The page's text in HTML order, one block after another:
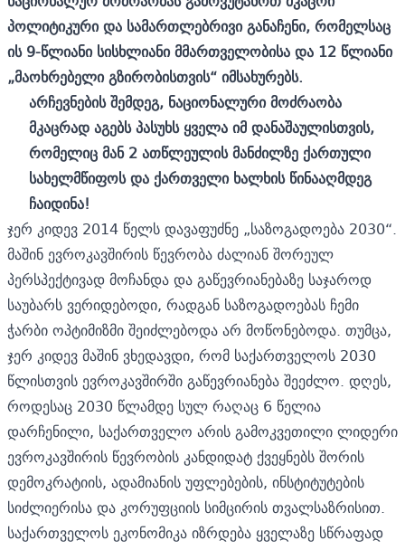
პოლიტიკური და სამართლებრივი განაჩენი, რომელსაც
ის 9-წლიანი სისხლიანი მმართველობისა და 12 წლიანი
„მაოხრებელი გზირობისთვის“ იმსახურებს.
არჩევნების შემდეგ, ნაციონალური მოძრაობა
მკაცრად აგებს პასუხს ყველა იმ დანაშაულისთვის,
რომელიც მან 2 ათწლეულის მანძილზე ქართული
სახელმწიფოს და ქართველი ხალხის წინააღმდეგ
ჩაიდინა!
ჯერ კიდევ 2014 წელს დავაფუძნე „საზოგადოება 2030“.
მაშინ ევროკავშირის წევრობა ძალიან შორეულ
პერსპექტივად მოჩანდა და გაწევრიანებაზე საჯაროდ
საუბარს ვერიდებოდი, რადგან საზოგადოებას ჩემი
ჭარბი ოპტიმიზმი შეიძლებოდა არ მოწონებოდა. თუმცა,
ჯერ კიდევ მაშინ ვხედავდი, რომ საქართველოს 2030
წლისთვის ევროკავშირში გაწევრიანება შეეძლო. დღეს,
როდესაც 2030 წლამდე სულ რაღაც 6 წელია
დარჩენილი, საქართველო არის გამოკვეთილი ლიდერი
ევროკავშირის წევრობის კანდიდატ ქვეყნებს შორის
დემოკრატიის, ადამიანის უფლებების, ინსტიტუტების
სიძლიერისა და კორუფციის სიმცირის თვალსაზრისით.
საქართველოს ეკონომიკა იზრდება ყველაზე სწრაფად